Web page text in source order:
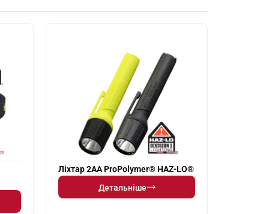
Ліхтар 2AA ProPolymer® HAZ-LO®
Детальніше